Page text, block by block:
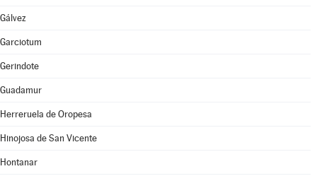
Gálvez
Garciotum
Gerindote
Guadamur
Herreruela de Oropesa
Hinojosa de San Vicente
Hontanar